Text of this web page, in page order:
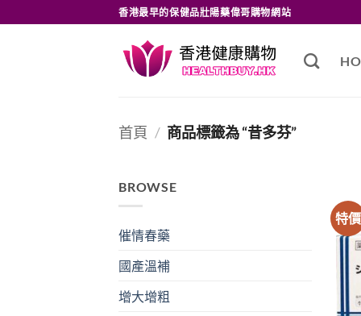
to
香港最早的保健品壯陽藥偉哥購物網站
首頁 / 商品標籤為 “昔多芬”
BROWSE
催情春藥
國產溫補
增大增粗
特價